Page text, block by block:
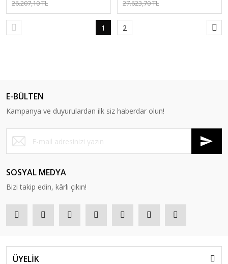
26.207,10 TL 27.623,70 TL
1 2
E-BÜLTEN
Kampanya ve duyurulardan ilk siz haberdar olun!
SOSYAL MEDYA
Bizi takip edin, kârlı çıkın!
ÜYELİK